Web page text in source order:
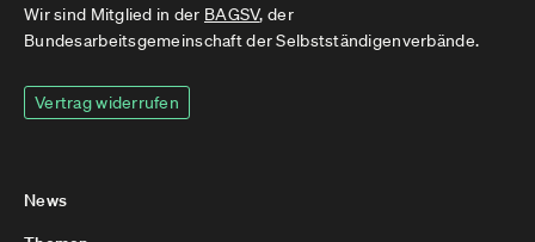
Wir sind Mitglied in der BAGSV, der
Bundesarbeitsgemeinschaft der Selbstständigenverbände.
Vertrag widerrufen
News